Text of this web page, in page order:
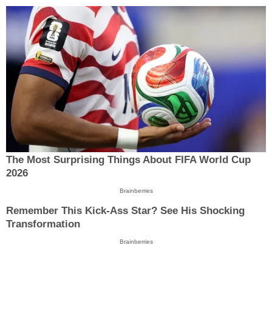
The Most Surprising Things About FIFA World Cup
2026
Brainberries
Remember This Kick-Ass Star? See His Shocking
Transformation
Brainberries